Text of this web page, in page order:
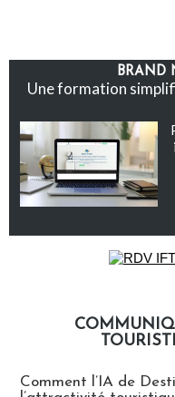
BRAND
Une formation
Comment l’IA de